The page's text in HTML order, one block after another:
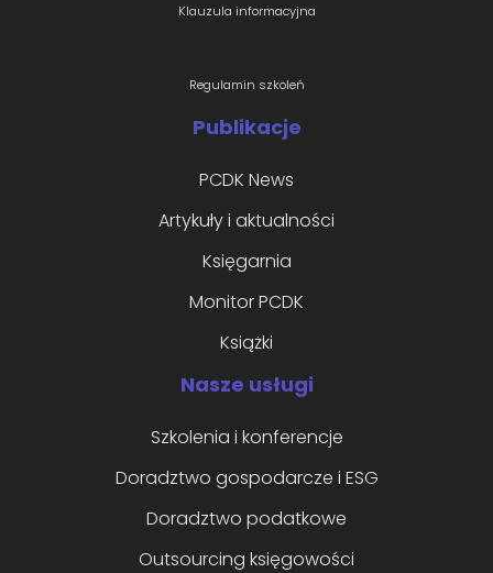
Klauzula informacyjna
Regulamin szkoleń
Publikacje
PCDK News
Artykuły i aktualności
Księgarnia
Monitor PCDK
Książki
Nasze usługi
Szkolenia i konferencje
Doradztwo gospodarcze i ESG
Doradztwo podatkowe
Outsourcing księgowości